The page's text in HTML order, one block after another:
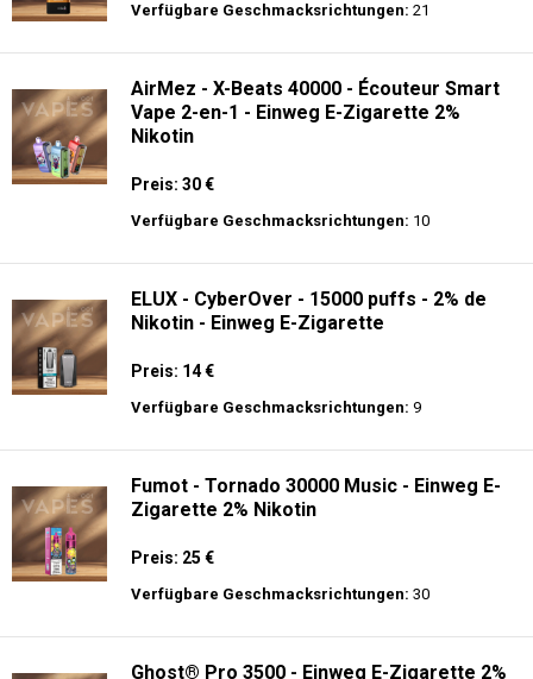
Verfügbare Geschmacksrichtungen: 21
AirMez - X-Beats 40000 - Écouteur Smart
Vape 2-en-1 - Einweg E-Zigarette 2%
Nikotin
Preis: 30 €
Verfügbare Geschmacksrichtungen: 10
ELUX - CyberOver - 15000 puffs - 2% de
Nikotin - Einweg E-Zigarette
Preis: 14 €
Verfügbare Geschmacksrichtungen: 9
Fumot - Tornado 30000 Music - Einweg E-
Zigarette 2% Nikotin
Preis: 25 €
Verfügbare Geschmacksrichtungen: 30
Ghost® Pro 3500 - Einweg E-Zigarette 2%